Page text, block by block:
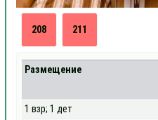
208 211
Размещение
1 взр; 1 дет